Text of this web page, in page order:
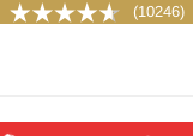
(10246)
LOGGA IN